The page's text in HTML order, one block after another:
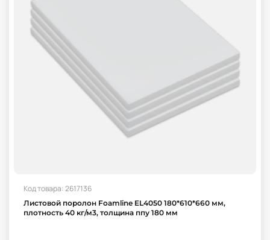
Код товара: 2617136
Листовой поролон Foamline EL4050 180*610*660 мм,
плотность 40 кг/м3, толщина ппу 180 мм